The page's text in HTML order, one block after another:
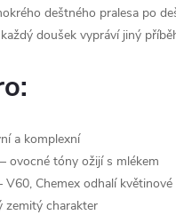
deštného pralesa po
doušek vypráví jiný
a komplexní
ovocné tóny ožijí s mlékem
Chemex odhalí květinové
charakter